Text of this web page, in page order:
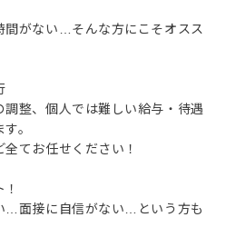
間がない…そんな方にこそオスス
整、個人では難しい給与・待遇
。
てお任せください！
…面接に自信がない…という方も